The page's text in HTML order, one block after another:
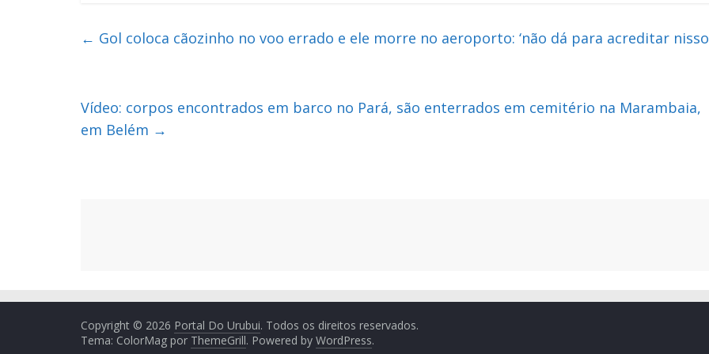
← Gol coloca cãozinho no voo errado e ele morre no aeroporto: ‘não dá para acreditar
Vídeo: corpos encontrados em barco no Pará, são enterrados em cemitério na Marambaia,
em Belém →
Copyright © 2026 Portal Do Urubui. Todos os direitos reservados.
Tema: ColorMag por ThemeGrill. Powered by WordPress.